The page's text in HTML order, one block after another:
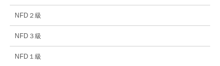
NFD２級
NFD３級
NFD１級